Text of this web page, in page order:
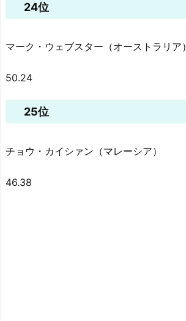
24位
マーク・ウェブスター（オーストラリア）
50.24
25位
チョウ・カイシァン（マレーシア）
46.38